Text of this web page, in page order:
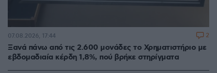
Ξανά πάνω από τις 2.600 μονάδες το Χρηματιστήριο με
εβδομαδιαία κέρδη 1,8%, πού βρήκε στηρίγματα
07.08.2026, 17:44 2